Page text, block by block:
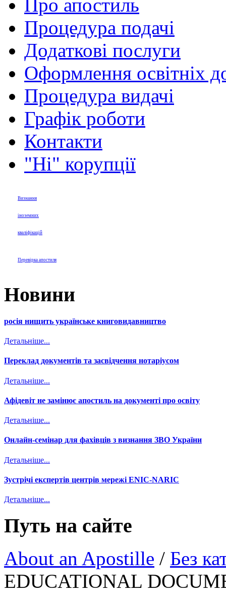
Про апостиль
Процедура подачі
Додаткові послуги
Оформлення освітніх
Процедура видачі
Графік роботи
Контакти
"Ні" корупції
Визнання
іноземних
кваліфікацій
Перевірка апостиля
Новини
росія нищить українське книговидавництво
Детальніше...
Переклад документів та засвідчення нотаріусом
Детальніше...
Афідевіт не замінює апостиль на документі про освіту
Детальніше...
Онлайн-семінар для фахівців з визнання ЗВО України
Детальніше...
Зустрічі експертів центрів мережі ENIC-NARIC
Детальніше...
Путь на сайте
About an Apostille / Без
EDUCATIONAL